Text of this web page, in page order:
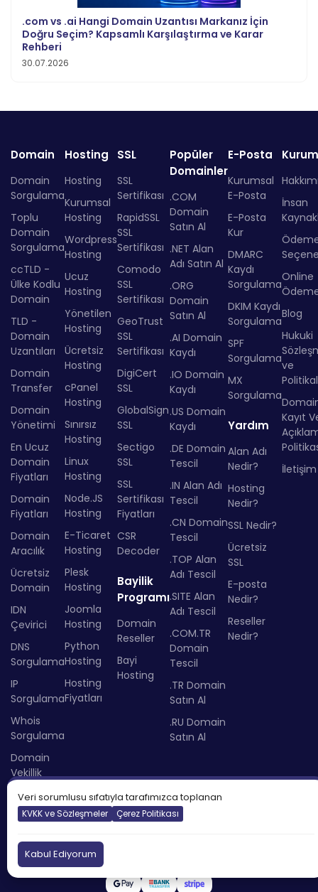
.com vs .ai Hangi Domain Uzantısı Markanız İçin
Doğru Seçim? Kapsamlı Karşılaştırma ve Karar
Rehberi
30.07.2026
Domain
Domain
Sorgulama
Toplu
Domain
Sorgulama
ccTLD -
Ülke Kodlu
Domain
TLD -
Domain
Uzantıları
Domain
Transfer
Domain
Yönetimi
En Ucuz
Domain
Fiyatları
Domain
Fiyatları
Domain
Aracılık
Ücretsiz
Domain
IDN
Çevirici
DNS
Sorgulama
IP
Sorgulama
Whois
Sorgulama
Domain
Vekillik
Hosting
Hosting
Kurumsal
Hosting
Wordpress
Hosting
Ucuz
Hosting
Yönetilen
Hosting
Ücretsiz
Hosting
cPanel
Hosting
Sınırsız
Hosting
Linux
Hosting
Node.JS
Hosting
E-Ticaret
Hosting
Plesk
Hosting
Joomla
Hosting
Python
Hosting
Hosting
Fiyatları
SSL
SSL
Sertifikası
RapidSSL
SSL
Sertifikası
Comodo
SSL
Sertifikası
GeoTrust
SSL
Sertifikası
DigiCert
SSL
GlobalSign
SSL
Sectigo
SSL
SSL
Sertifikası
Fiyatları
CSR
Decoder
Bayilik
Programı
Domain
Reseller
Bayi
Hosting
Popüler
Domainler
.COM
Domain
Satın Al
.NET Alan
Adı Satın Al
.ORG
Domain
Satın Al
.AI Domain
Kaydı
.IO Domain
Kaydı
.US Domain
Kaydı
.DE Domain
Tescil
.IN Alan Adı
Tescil
.CN Domain
Tescil
.TOP Alan
Adı Tescil
.SITE Alan
Adı Tescil
.COM.TR
Domain
Tescil
.TR Domain
Satın Al
.RU Domain
Satın Al
E-Posta
Kurumsal
E-Posta
E-Posta
Kur
DMARC
Kaydı
Sorgulama
DKIM Kaydı
Sorgulama
SPF
Sorgulama
MX
Sorgulama
Yardım
Alan Adı
Nedir?
Hosting
Nedir?
SSL Nedir?
Ücretsiz
SSL
E-posta
Nedir?
Reseller
Nedir?
İnsan
Online
Blog
Hukuki
ve
Kayıt
İletişim
Veri sorumlusu sıfatıyla tarafımızca toplanan
KVKK ve Sözleşmeler Çerez Politikası
Kabul Ediyorum